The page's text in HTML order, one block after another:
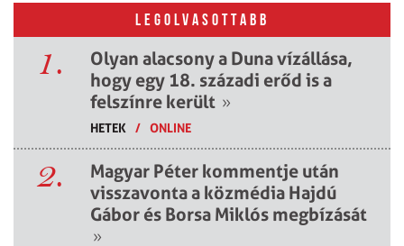
LEGOLVASOTTABB
1.
Olyan alacsony a Duna vízállása,
hogy egy 18. századi erőd is a
felszínre került »
HETEK / ONLINE
2.
Magyar Péter kommentje után
visszavonta a közmédia Hajdú
Gábor és Borsa Miklós megbízását
»